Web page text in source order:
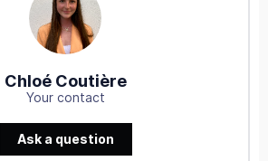
Chloé Coutière
Your contact
Ask a question